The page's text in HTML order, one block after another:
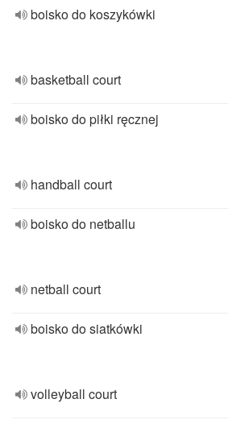
boisko do koszykówki
basketball court
boisko do piłki ręcznej
handball court
boisko do netballu
netball court
boisko do siatkówki
volleyball court